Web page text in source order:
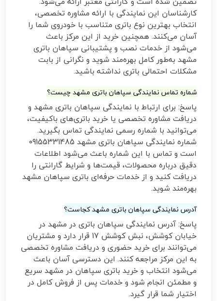
کارشناسان این نمایندگی با ارائه مشاوره تخصصی،
انتخاب بهترین نوع باتری متناسب با خودروی شما را
آسان می‌کنند. همچنین خرید از این مرکز باعث
می‌شود از خدمات نصب و پشتیبانی سپاهان باتری
مشهد به‌طور کامل بهره‌مند شوید و نگرانی از بابت
مشکلات احتمالی باتری نداشته باشید.
شماره تماس نمایندگی سپاهان باتری مشهد چیست؟
پاسخ: برای ارتباط با نمایندگی سپاهان باتری مشهد و
دریافت مشاوره تخصصی یا خرید باتری‌های باکیفیت،
می‌توانید با شماره رسمی نمایندگی تماس بگیرید.
شماره نمایندگی سپاهان باتری مشهد 09155331485
است و تماس با این شماره باعث می‌شود اطلاعات
دقیق درباره محصولات، قیمت‌ها و شرایط گارانتی را
دریافت کنید و از خدمات حرفه‌ای باتری سپاهان مشهد
بهره‌مند شوید.
آدرس نمایندگی سپاهان باتری مشهد کجاست؟
پاسخ: آدرس نمایندگی سپاهان باتری در مشهد در
خیابان کوشش، نبش کوشش 17 قرار دارد و مشتریان
می‌توانند برای خرید حضوری و دریافت مشاوره تخصصی
به این مرکز مراجعه کنند. این دسترسی آسان باعث
می‌شود انتخاب و خرید باتری سپاهان در مشهد سریع
و مطمئن انجام شود و خدمات پس از فروش کامل در
اختیار شما قرار گیرد.